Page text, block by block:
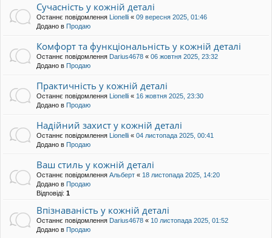
Сучасність у кожній деталі
Останнє повідомлення Lionelli « 09 вересня 2025, 01:46
Додано в Продаю
Комфорт та функціональність у кожній деталі
Останнє повідомлення Darius4678 « 06 жовтня 2025, 23:32
Додано в Продаю
Практичність у кожній деталі
Останнє повідомлення Lionelli « 16 жовтня 2025, 23:30
Додано в Продаю
Надійний захист у кожній деталі
Останнє повідомлення Lionelli « 04 листопада 2025, 00:41
Додано в Продаю
Ваш стиль у кожній деталі
Останнє повідомлення Альберт « 18 листопада 2025, 14:20
Додано в Продаю
Відповіді: 1
Впізнаваність у кожній деталі
Останнє повідомлення Darius4678 « 10 листопада 2025, 01:52
Додано в Продаю